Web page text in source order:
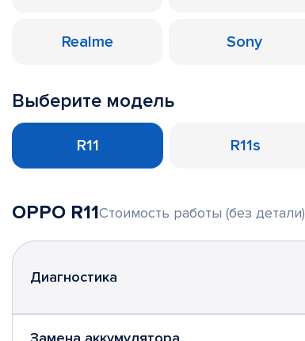
Realme Sony
Выберите модель
R11 R11s
OPPO R11Стоимость работы (без детали)
Диагностика